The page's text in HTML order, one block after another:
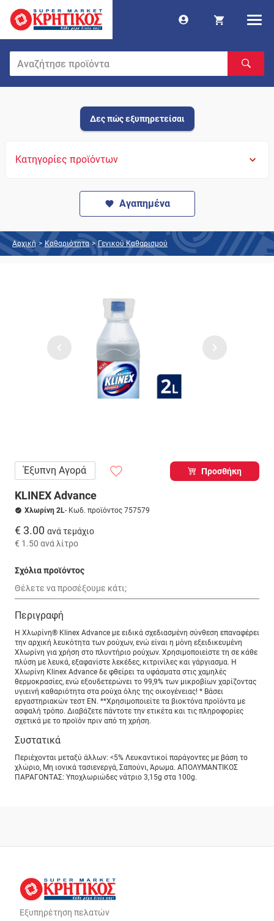
Δες πώς εξυπηρετείσαι
Κατηγορίες προϊόντων
Αγαπημένα
Αρχική > Καθαριότητα > Γενικού Καθαρισμού
Έξυπνη Αγορά Προσθήκη
KLINEX Advance
Χλωρίνη 2L- Κωδ. προϊόντος 757579
€ 3.00 ανά τεμάχιο
€ 1.50 ανά λίτρο
Σχόλια προϊόντος
Περιγραφή
H Χλωρίνη® Klinex Advance με ειδικά σχεδιασμένη σύνθεση επαναφέρει
την αρχική λευκότητα των ρούχων, ενώ είναι η μόνη εξειδικευμένη
Χλωρίνη για χρήση στο πλυντήριο ρούχων. Χρησιμοποιείστε τη σε κάθε
πλύση με λευκά, εξαφανίστε λεκέδες, κιτρινίλες και γάργιασμα. Η
Χλωρίνη Klinex Advance δε φθείρει τα υφάσματα στις χαμηλές
θερμοκρασίες, ενώ εξουδετερώνει το 99,9% των μικροβίων χαρίζοντας
υγιεινή καθαριότητα στα ρούχα όλης της οικογένειας! * Βάσει
εργαστηριακών τεστ ΕΝ. **Χρησιμοποιείτε τα βιοκτόνα προϊόντα με
ασφαλή τρόπο. Διαβάζετε πάντοτε την ετικέτα και τις πληροφορίες
σχετικά με το προϊόν πριν από τη χρήση.
Συστατικά
Περιέχονται μεταξύ άλλων: <5% Λευκαντικοί παράγοντες με βάση το
χλώριο, Μη ιονικά τασιενεργά, Σαπούνι, Άρωμα. ΑΠΟΛΥΜΑΝΤΙΚΟΣ
ΠΑΡΑΓΟΝΤΑΣ: Υποχλωριώδες νάτριο 3,15g στα 100g.
Εξυπηρέτηση πελατών